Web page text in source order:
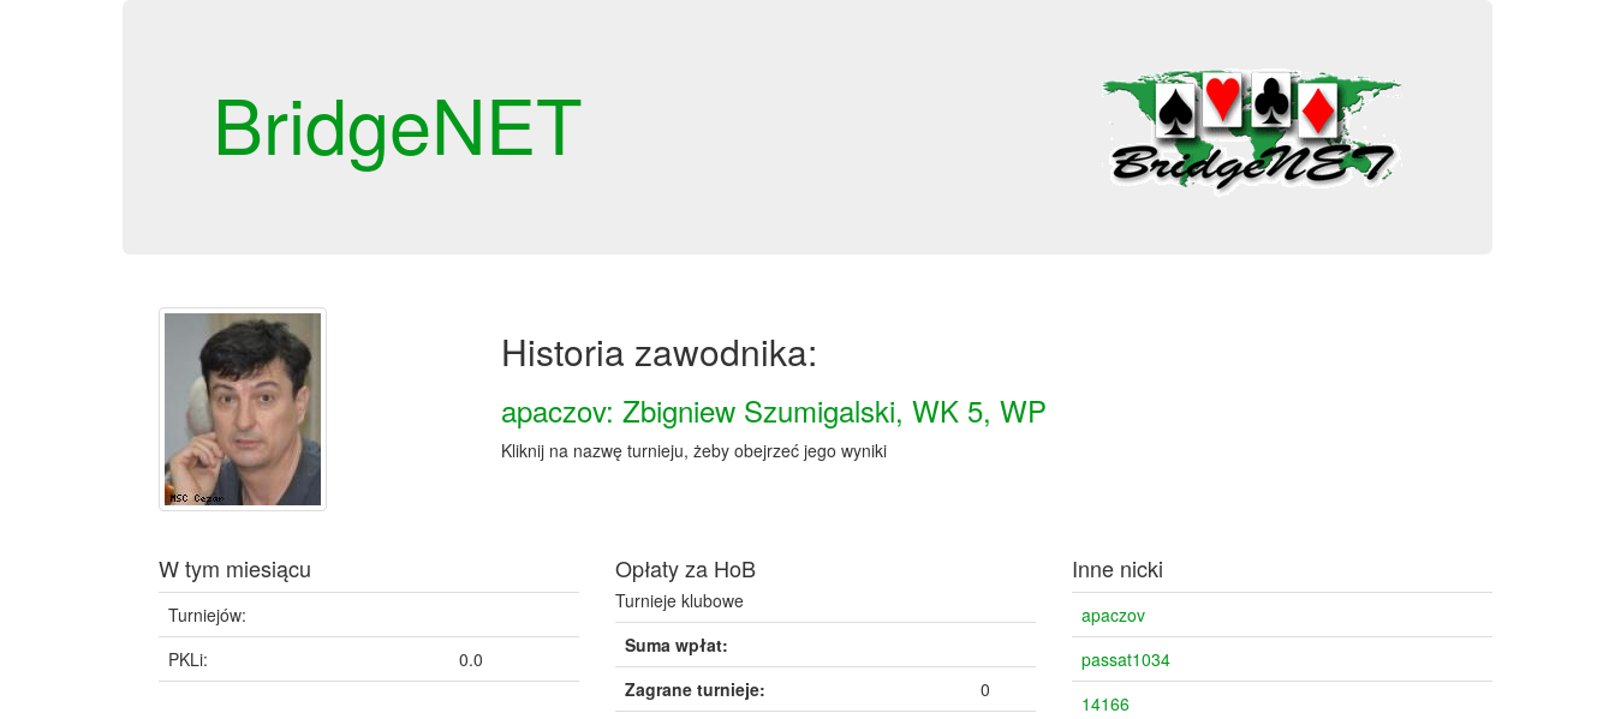
BridgeNET
Historia zawodnika:
apaczov: Zbigniew Szumigalski, WK 5, WP
Kliknij na nazwę turnieju, żeby obejrzeć jego wyniki
W tym miesiącu
Turniejów:
PKLi:
0.0
Opłaty za HoB
Turnieje klubowe
Suma wpłat:
Zagrane turnieje:
0
Inne nicki
apaczov
passat1034
14166